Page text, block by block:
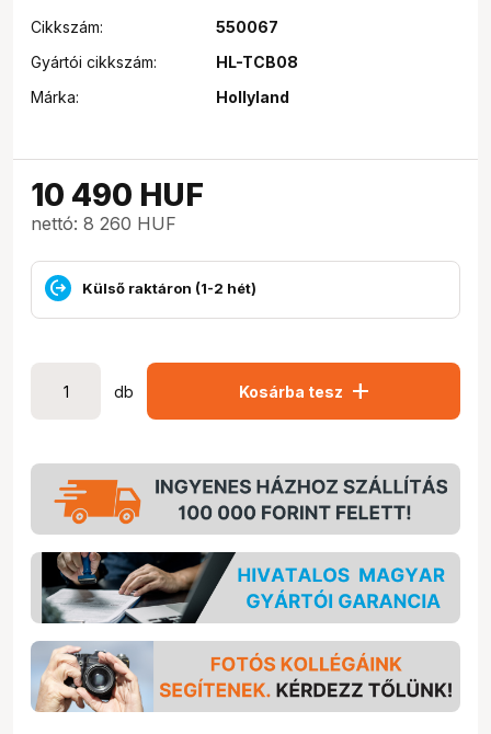
Cikkszám:
550067
Gyártói cikkszám:
HL-TCB08
Márka:
Hollyland
10 490 HUF
nettó: 8 260 HUF
Külső raktáron (1-2 hét)
db Kosárba tesz add